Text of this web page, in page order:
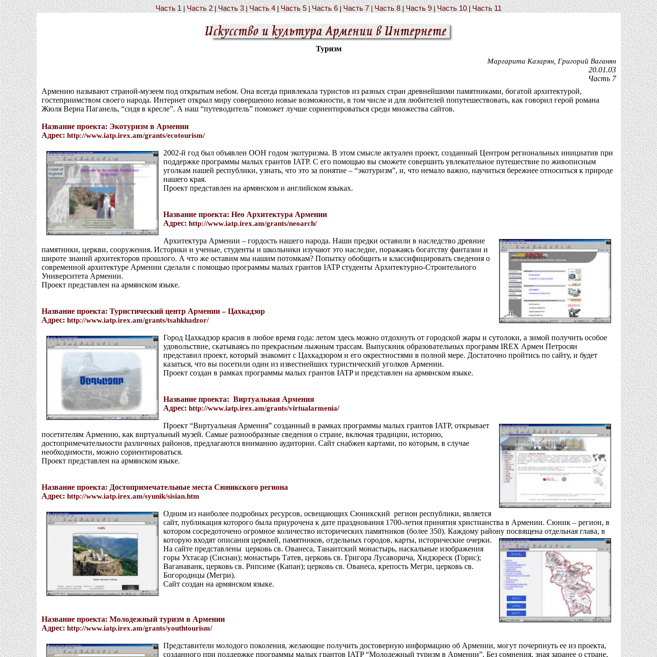
Часть 1|Часть 2|Часть 3|Часть 4 |Часть 5|Часть 6|Часть 7| Часть 8|Часть 9|Часть 10|Часть 11
Туризм
Маргарита Казарян, Григорий Ваганян
20.01.03
Часть 7
Армению называют страной-музеем под открытым небом. Она всегда привлекала туристов из разных стран древнейшими памятниками, богатой архитектурой,
гостеприимством своего народа. Интернет открыл миру совершенно новые возможности, в том числе и для любителей попутешествовать, как говорил герой романа
Жюля Верна Паганель, “сидя в кресле”. А наш “путеводитель” поможет лучше сориентироваться среди множества сайтов.
Название проекта: Экотуризм в Армении
Адрес: http://www.iatp.irex.am/grants/ecotourism/
2002-й год был объявлен ООН годом экотуризма. В этом смысле актуален проект, созданный Центром региональных инициатив при
поддержке программы малых грантов IATP. С его помощью вы сможете совершить увлекательное путешествие по живописным
уголкам нашей республики, узнать, что это за понятие – “экотуризм”, и, что немало важно, научиться бережнее относиться к природе
нашего края.
Проект представлен на армянском и английском языках.
Название проекта: Нео Архитектура Армении
Адрес: http://www.iatp.irex.am/grants/neoarch/
Архитектура Армении – гордость нашего народа. Наши предки оставили в наследство древние
памятники, церкви, сооружения. Историки и ученые, студенты и школьники изучают это наследие, поражаясь богатству фантазии и
широте знаний архитекторов прошлого. А что же оставим мы нашим потомкам? Попытку обобщить и классифицировать сведения о
современной архитектуре Армении сделали с помощью программы малых грантов IATP студенты Архитектурно-Строительного
Университета Армении.
Проект представлен на армянском языке.
Название проекта: Туристический центр Армении – Цахкадзор
Адрес: http://www.iatp.irex.am/grants/tsahkhadzor/
Город Цахкадзор красив в любое время года: летом здесь можно отдохнуть от городской жары и сутолоки, а зимой получить особое
удовольствие, скатываясь по прекрасным лыжным трассам. Выпускник образовательных программ IREX Армен Петросян
представил проект, который знакомит с Цахкадзором и его окрестностями в полной мере. Достаточно пройтись по сайту, и будет
казаться, что вы посетили один из известнейших туристический уголков Армении.
Проект создан в рамках программы малых грантов IATP и представлен на армянском языке.
Название проекта: Виртуальная Армения
Адрес: http://www.iatp.irex.am/grants/virtualarmenia/
Проект “Виртуальная Армения” созданный в рамках программы малых грантов IATP, открывает
посетителям Армению, как виртуальный музей. Самые разнообразные сведения о стране, включая традиции, историю,
достопримечательности различных районов, предлагаются вниманию аудитории. Сайт снабжен картами, по которым, в случае
необходимости, можно сориентироваться.
Проект представлен на армянском языке.
Название проекта: Достопримечательные места Сюникского региона
Адрес: http://www.iatp.irex.am/syunik/sisian.htm
Одним из наиболее подробных ресурсов, освещающих Сюникский регион республики, является
сайт, публикация которого была приурочена к дате празднования 1700-летия принятия христианства в Армении. Сюник – регион, в
котором сосредоточено огромное количество исторических памятников (более 350). Каждому району посвящена отдельная глава, в
которую входят описания церквей, памятников, отдельных городов, карты, исторические очерки.
На сайте представлены церковь св. Ованеса, Танаитский монастырь, наскальные изображения
горы Ухтасар (Сисиан); монастырь Татев, церковь св. Григора Лусаворича, Хндзореск (Горис);
Ваганаванк, церковь св. Рипсиме (Капан); церковь св. Ованеса, крепость Мегри, церковь св.
Богородицы (Мегри).
Сайт создан на армянском языке.
Название проекта: Молодежный туризм в Армении
Адрес: http://www.iatp.irex.am/grants/youthtourism/
Представители молодого поколения, желающие получить достоверную информацию об Армении, могут почерпнуть ее из проекта,
созданного при поддержке программы малых грантов IATP “Молодежный туризм в Армении”. Без сомнения, зная заранее о стране,